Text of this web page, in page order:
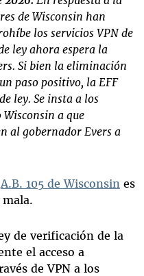
de Wisconsin han
los servicios VPN de
ley ahora espera la
Si bien la eliminación
paso positivo, la EFF
ley. Se insta a los
Wisconsin a que
al gobernador Evers a
A.B. 105 de Wisconsin es
de verificación de la
el acceso a
de VPN a los